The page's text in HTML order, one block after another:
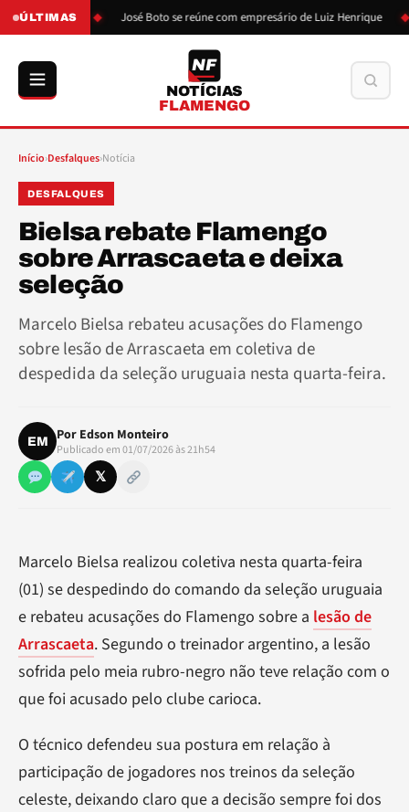
ÚLTIMAS
de Boto José Boto se reúne com empresário de Luiz Henrique
NF
NOTÍCIAS
FLAMENGO
Início›Desfalques›Notícia
DESFALQUES
Bielsa rebate Flamengo
sobre Arrascaeta e deixa
seleção
Marcelo Bielsa rebateu acusações do Flamengo
sobre lesão de Arrascaeta em coletiva de
despedida da seleção uruguaia nesta quarta-feira.
EM Por Edson Monteiro
Publicado em 01/07/2026 às 21h54
𝕏
Marcelo Bielsa realizou coletiva nesta quarta-feira
(01) se despedindo do comando da seleção uruguaia
e rebateu acusações do Flamengo sobre a lesão de
Arrascaeta. Segundo o treinador argentino, a lesão
sofrida pelo meia rubro-negro não teve relação com o
que foi acusado pelo clube carioca.
O técnico defendeu sua postura em relação à
participação de jogadores nos treinos da seleção
celeste, deixando claro que a decisão sempre foi dos